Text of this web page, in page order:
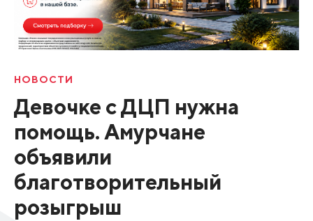
НОВОСТИ
Девочке с ДЦП нужна
помощь. Амурчане
объявили
благотворительный
розыгрыш